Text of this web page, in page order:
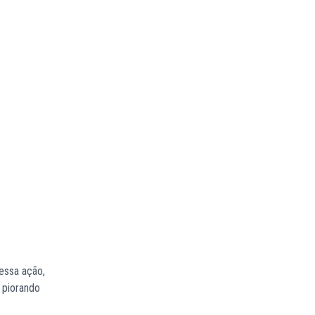
ação,